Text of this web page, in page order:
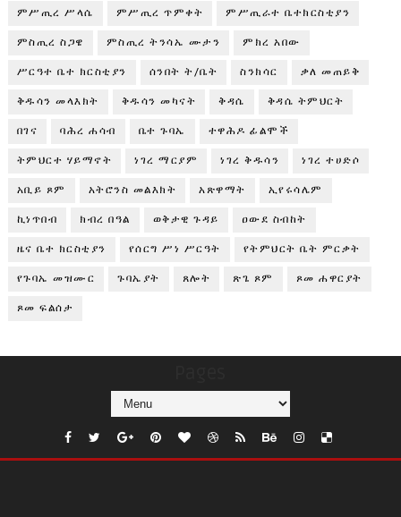
ምሥጢረ ሥላሴ ምሥጢረ ጥምቀት ምሥጢራተ ቤተክርስቲያን
ምስጢረ ስጋዌ ምስጢረ ትንሳኤ ሙታን ምክረ አበው
ሥርዓተ ቤተ ክርስቲያን ሰንበት ት/ቤት ስንክሳር ቃለ መጠይቅ
ቅዱሳን መላእክት ቅዱሳን መካናት ቅዳሴ ቅዳሴ ትምህርት
በገና ባሕረ ሐሳብ ቤተ ጉባኤ ተዋሕዶ ፊልሞች
ትምህርተ ሃይማኖት ነገረ ማርያም ነገረ ቅዱሳን ነገረ ተሀድሶ
አቢይ ጾም አትሮንስ መልእክት አጽዋማት ኢየሩሳሌም
ኪነጥበብ ክብረ በዓል ወቅታዊ ጉዳይ ዐውደ ስብከት
ዜና ቤተ ክርስቲያን የሰርግ ሥነ ሥርዓት የትምህርት ቤት ምርቃት
የጉባኤ መዝሙር ጉባኤያት ጸሎት ጽጌ ጾም ጾመ ሐዋርያት
ጾመ ፍልሰታ